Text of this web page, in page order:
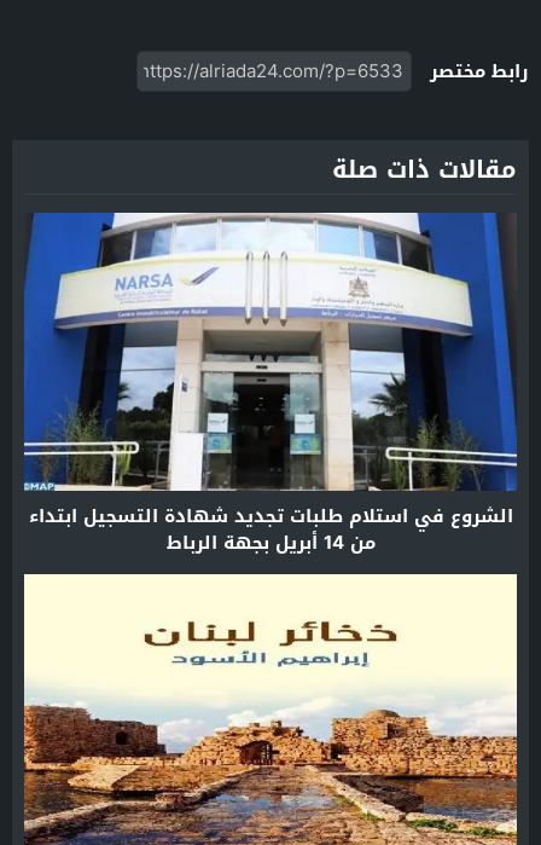
رابط مختصر
مقالات ذات صلة
الشروع في استلام طلبات تجديد شهادة التسجيل ابتداء
من 14 أبريل بجهة الرباط